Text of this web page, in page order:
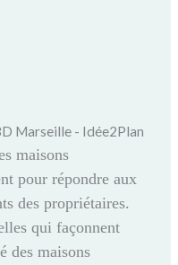
maisons
pour répondre aux
des propriétaires.
qui façonnent
des maisons